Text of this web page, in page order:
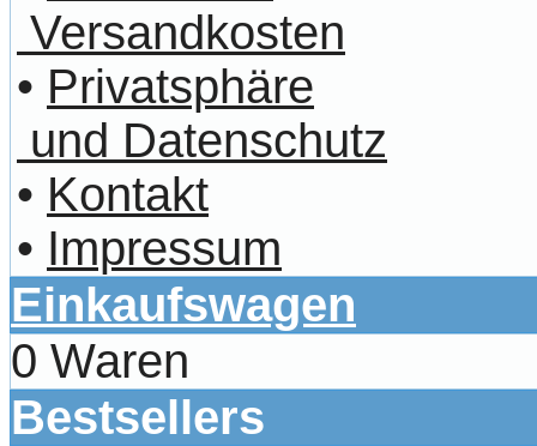
Versandkosten
• Privatsphäre
und Datenschutz
• Kontakt
• Impressum
Einkaufswagen
0 Waren
Bestsellers